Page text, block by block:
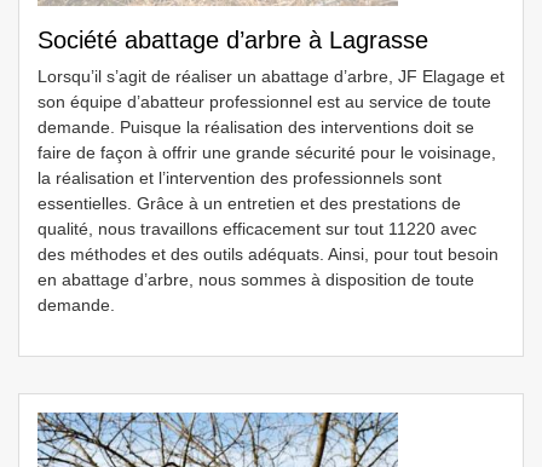
Société abattage d’arbre à Lagrasse
Lorsqu’il s’agit de réaliser un abattage d’arbre, JF Elagage et
son équipe d’abatteur professionnel est au service de toute
demande. Puisque la réalisation des interventions doit se
faire de façon à offrir une grande sécurité pour le voisinage,
la réalisation et l’intervention des professionnels sont
essentielles. Grâce à un entretien et des prestations de
qualité, nous travaillons efficacement sur tout 11220 avec
des méthodes et des outils adéquats. Ainsi, pour tout besoin
en abattage d’arbre, nous sommes à disposition de toute
demande.